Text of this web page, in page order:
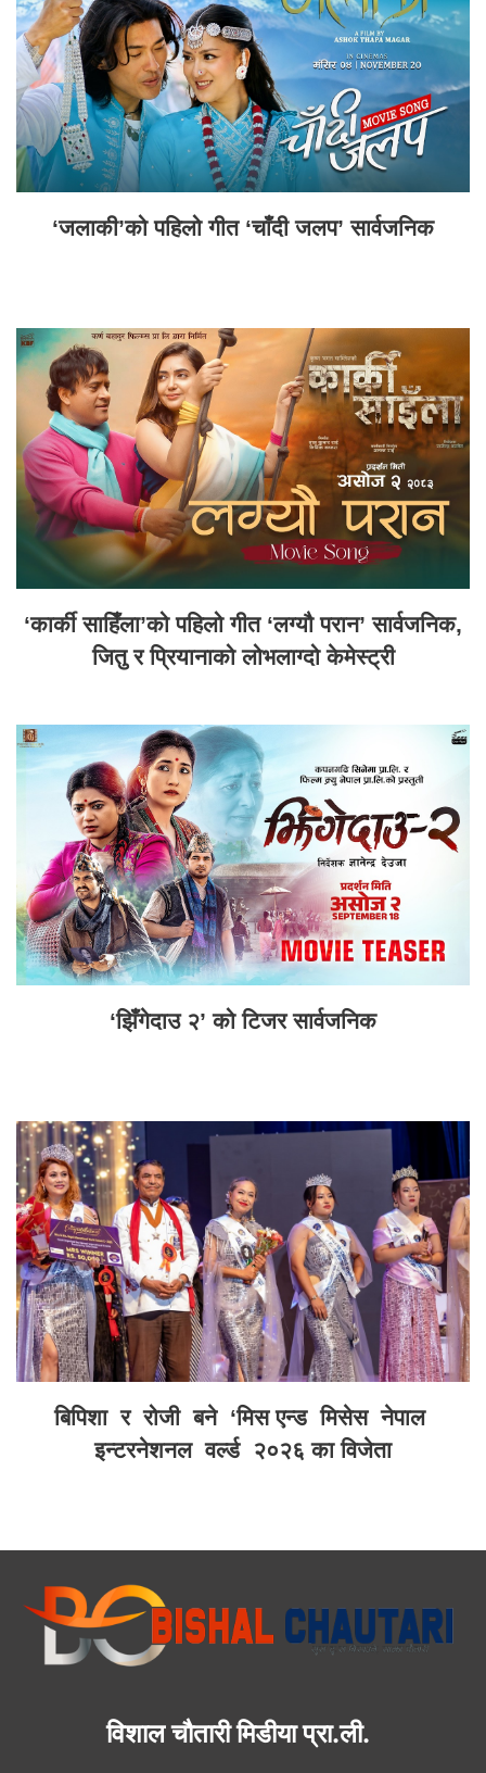
‘जलाकी’को पहिलो गीत ‘चाँदी जलप’ सार्वजनिक
‘कार्की साहिँला’को पहिलो गीत ‘लग्यौ परान’ सार्वजनिक,
जितु र प्रियानाको लोभलाग्दो केमेस्ट्री
‘झिँगेदाउ २’ को टिजर सार्वजनिक
बिपिशा र रोजी बने ‘मिस एन्ड मिसेस नेपाल
इन्टरनेशनल वर्ल्ड २०२६ का विजेता
विशाल चौतारी मिडीया प्रा.ली.